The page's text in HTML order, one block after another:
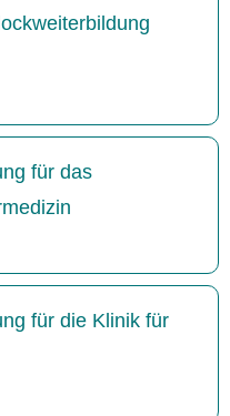
für das
für die Klinik für